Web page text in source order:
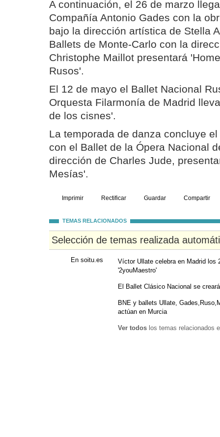
A continuación, el 26 de marzo
Compañía Antonio Gades con la
bajo la dirección artística de Stella
Ballets de Monte-Carlo con la
Christophe Maillot presentará
Rusos'.
El 12 de mayo el Ballet Nacional
Orquesta Filarmonía de Madrid
de los cisnes'.
La temporada de danza concluye
con el Ballet de la Ópera Nacional
dirección de Charles Jude,
Mesías'.
Imprimir Rectificar Guardar Compartir
TEMAS RELACIONADOS
Selección de temas realizada
En soitu.es
Víctor Ullate celebra en Madrid los
'2youMaestro'
El Ballet Clásico Nacional se
BNE y ballets Ullate,
actúan en Murcia
Ver todos los temas relacionados